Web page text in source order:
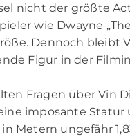
nicht der größte
wie Dwayne
Dennoch bleibt
Figur in der
Fragen über Vin
imposante Statur
Metern ungefähr